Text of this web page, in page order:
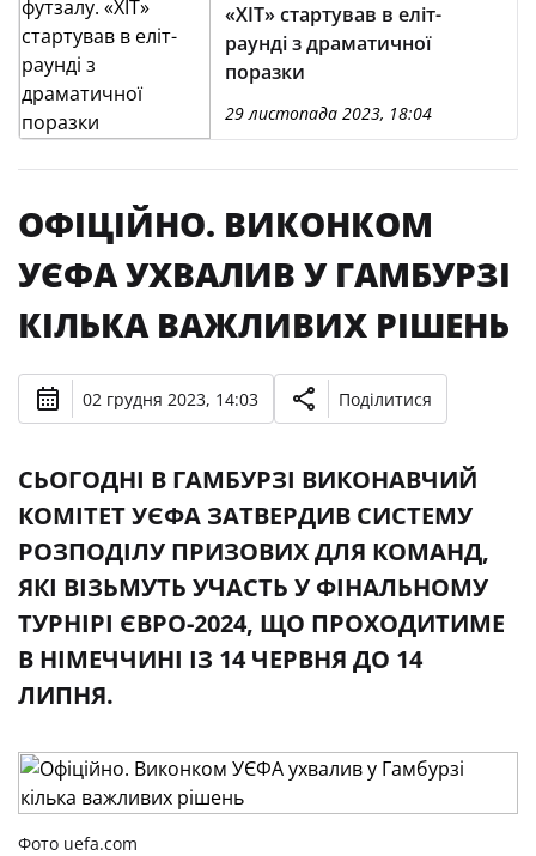
«ХІТ» стартував в еліт-
раунді з драматичної
поразки
29 листопада 2023, 18:04
ОФІЦІЙНО. ВИКОНКОМ
УЄФА УХВАЛИВ У ГАМБУРЗІ
КІЛЬКА ВАЖЛИВИХ РІШЕНЬ
02 грудня 2023, 14:03 Поділитися
СЬОГОДНІ В ГАМБУРЗІ ВИКОНАВЧИЙ
КОМІТЕТ УЄФА ЗАТВЕРДИВ СИСТЕМУ
РОЗПОДІЛУ ПРИЗОВИХ ДЛЯ КОМАНД,
ЯКІ ВІЗЬМУТЬ УЧАСТЬ У ФІНАЛЬНОМУ
ТУРНІРІ ЄВРО-2024, ЩО ПРОХОДИТИМЕ
В НІМЕЧЧИНІ ІЗ 14 ЧЕРВНЯ ДО 14
ЛИПНЯ.
Фото uefa.com